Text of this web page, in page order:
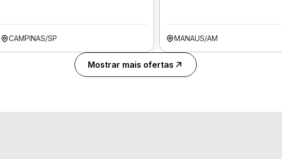
CAMPINAS/SP MANAUS/AM
Mostrar mais ofertas